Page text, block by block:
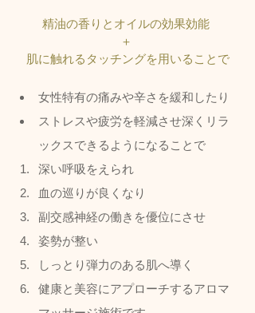
精油の香りとオイルの効果効能
＋
肌に触れるタッチングを用いることで
女性特有の痛みや辛さを緩和したり
ストレスや疲労を軽減させ深くリラ
ックスできるようになることで
深い呼吸をえられ
血の巡りが良くなり
副交感神経の働きを優位にさせ
姿勢が整い
しっとり弾力のある肌へ導く
健康と美容にアプローチするアロマ